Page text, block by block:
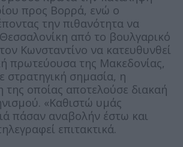
προς Βορρά, ενώ ο
την πιθανότητα να
από το βουλγαρικό
Κωνσταντίνο να κατευθυνθεί
πρωτεύουσα της Μακεδονίας,
στρατηγική σημασία, η
οποίας αποτελούσε διακαή
«Καθιστώ υμάς
πάσαν αναβολήν έστω και
επιτακτικά.